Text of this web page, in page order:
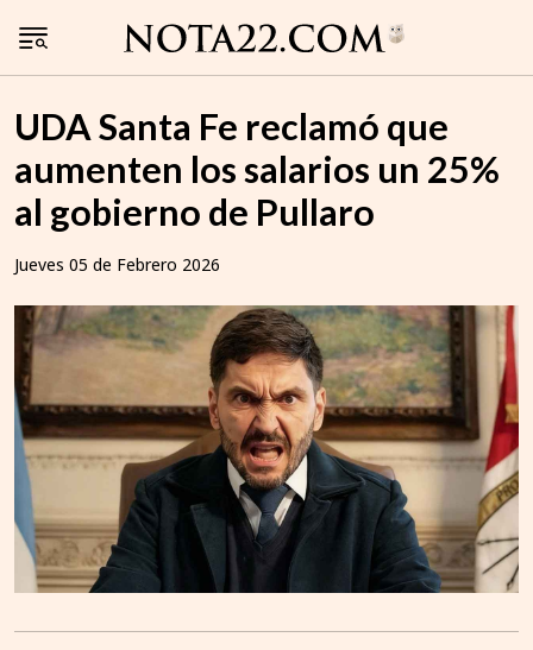
UDA Santa Fe reclamó que
aumenten los salarios un 25%
al gobierno de Pullaro
Jueves 05 de Febrero 2026